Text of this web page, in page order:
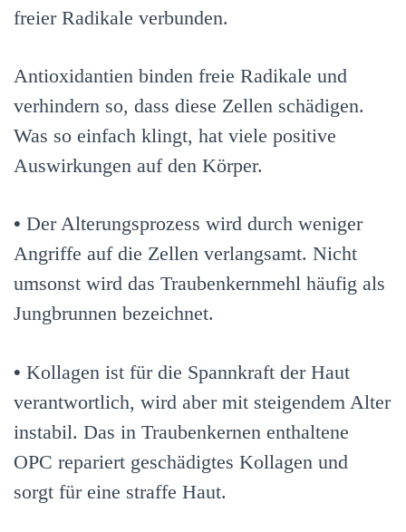
freier Radikale verbunden.
Antioxidantien binden freie Radikale und
verhindern so, dass diese Zellen schädigen.
Was so einfach klingt, hat viele positive
Auswirkungen auf den Körper.
• Der Alterungsprozess wird durch weniger
Angriffe auf die Zellen verlangsamt. Nicht
umsonst wird das Traubenkernmehl häufig als
Jungbrunnen bezeichnet.
• Kollagen ist für die Spannkraft der Haut
verantwortlich, wird aber mit steigendem Alter
instabil. Das in Traubenkernen enthaltene
OPC repariert geschädigtes Kollagen und
sorgt für eine straffe Haut.